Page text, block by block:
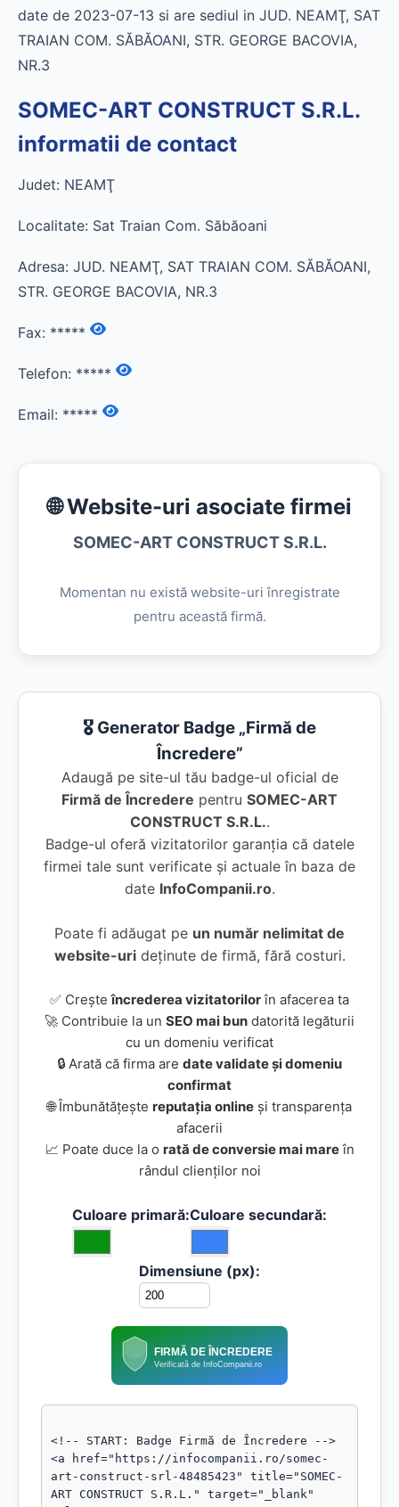
date de 2023-07-13 si are sediul in JUD. NEAMŢ, SAT
TRAIAN COM. SĂBĂOANI, STR. GEORGE BACOVIA,
NR.3
SOMEC-ART CONSTRUCT S.R.L.
informatii de contact
Judet: NEAMŢ
Localitate: Sat Traian Com. Săbăoani
Adresa: JUD. NEAMŢ, SAT TRAIAN COM. SĂBĂOANI,
STR. GEORGE BACOVIA, NR.3
Fax: *****
Telefon: *****
Email: *****
🌐 Website-uri asociate firmei
SOMEC-ART CONSTRUCT S.R.L.
Momentan nu există website-uri înregistrate
pentru această firmă.
🎖️ Generator Badge „Firmă de
Încredere”
Adaugă pe site-ul tău badge-ul oficial de
Firmă de Încredere pentru SOMEC-ART
CONSTRUCT S.R.L..
Badge-ul oferă vizitatorilor garanția că datele
firmei tale sunt verificate și actuale în baza de
date InfoCompanii.ro.
Poate fi adăugat pe un număr nelimitat de
website-urideținute de firmă, fără costuri.
✅ Creșteîncrederea vizitatorilorîn afacerea ta
🚀 Contribuie la un SEO mai bun datorită legăturii
cu un domeniu verificat
🔒 Arată că firma are date validate și domeniu
confirmat
🌐 Îmbunătățește reputația online și transparența
afacerii
📈 Poate duce la o rată de conversie mai mareîn
rândul clienților noi
Culoare primară:Culoare secundară:
Dimensiune (px):
FIRMĂ DE ÎNCREDERE
Verificată de InfoCompanii.ro
<!-- START: Badge Firmă de Încredere -->
<a href="https://infocompanii.ro/somec-
art-construct-srl-48485423" title="SOMEC-
ART CONSTRUCT S.R.L." target="_blank"